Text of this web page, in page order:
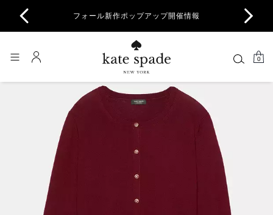
フォール新作ポップアップ開催情報
0